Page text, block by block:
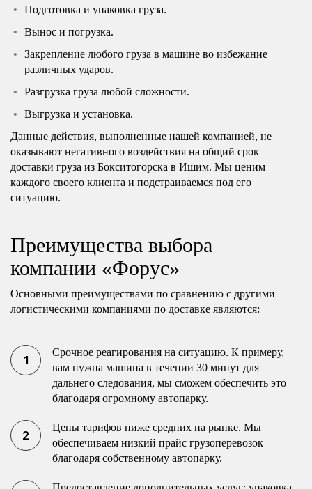
Подготовка и упаковка груза.
Вынос и погрузка.
Закрепление любого груза в машине во избежание
различных ударов.
Разгрузка груза любой сложности.
Выгрузка и установка.
Данные действия, выполненные нашей компанией, не
оказывают негативного воздействия на общий срок
доставки груза из Бокситогорска в Ишим. Мы ценим
каждого своего клиента и подстраиваемся под его
ситуацию.
Преимущества выбора
компании «Форус»
Основными преимуществами по сравнению с другими
логистическими компаниями по доставке являются:
Срочное реагирования на ситуацию. К примеру,
вам нужна машина в течении 30 минут для
дальнего следования, мы сможем обеспечить это
благодаря огромному автопарку.
Цены тарифов ниже средних на рынке. Мы
обеспечиваем низкий прайс грузоперевозок
благодаря собственному автопарку.